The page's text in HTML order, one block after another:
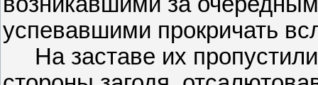
успевавшими прокричать
На заставе их